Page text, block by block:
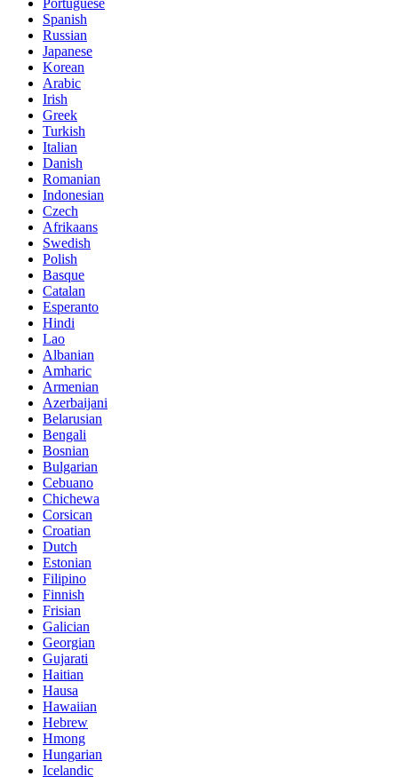
Portuguese
Spanish
Russian
Japanese
Korean
Arabic
Irish
Greek
Turkish
Italian
Danish
Romanian
Indonesian
Czech
Afrikaans
Swedish
Polish
Basque
Catalan
Esperanto
Hindi
Lao
Albanian
Amharic
Armenian
Azerbaijani
Belarusian
Bengali
Bosnian
Bulgarian
Cebuano
Chichewa
Corsican
Croatian
Dutch
Estonian
Filipino
Finnish
Frisian
Galician
Georgian
Gujarati
Haitian
Hausa
Hawaiian
Hebrew
Hmong
Hungarian
Icelandic